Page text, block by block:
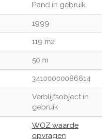
Pand in gebruik
1999
119 m2
50 m
34100000086614
Verblijfsobject in
gebruik
WOZ waarde
opvragen